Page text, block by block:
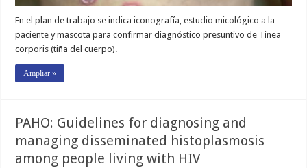
En el plan de trabajo se indica iconografía, estudio micológico a la
paciente y mascota para confirmar diagnóstico presuntivo de Tinea
corporis (tiña del cuerpo).
Ampliar »
PAHO: Guidelines for diagnosing and
managing disseminated histoplasmosis
among people living with HIV